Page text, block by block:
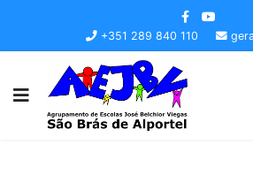
+351 289 840 110